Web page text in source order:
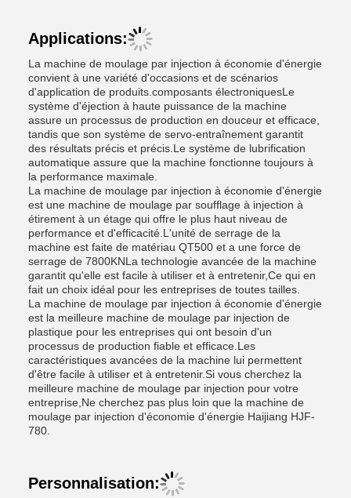
Applications:
La machine de moulage par injection à économie d'énergie
convient à une variété d'occasions et de scénarios
d'application de produits.composants électroniquesLe
système d'éjection à haute puissance de la machine
assure un processus de production en douceur et efficace,
tandis que son système de servo-entraînement garantit
des résultats précis et précis.Le système de lubrification
automatique assure que la machine fonctionne toujours à
la performance maximale.
La machine de moulage par injection à économie d'énergie
est une machine de moulage par soufflage à injection à
étirement à un étage qui offre le plus haut niveau de
performance et d'efficacité.L'unité de serrage de la
machine est faite de matériau QT500 et a une force de
serrage de 7800KNLa technologie avancée de la machine
garantit qu'elle est facile à utiliser et à entretenir,Ce qui en
fait un choix idéal pour les entreprises de toutes tailles.
La machine de moulage par injection à économie d'énergie
est la meilleure machine de moulage par injection de
plastique pour les entreprises qui ont besoin d'un
processus de production fiable et efficace.Les
caractéristiques avancées de la machine lui permettent
d'être facile à utiliser et à entretenir.Si vous cherchez la
meilleure machine de moulage par injection pour votre
entreprise,Ne cherchez pas plus loin que la machine de
moulage par injection d'économie d'énergie Haijiang HJF-
780.
Personnalisation: